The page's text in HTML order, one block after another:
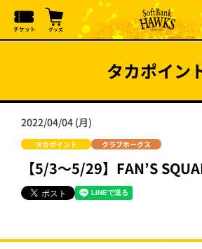
タカポイン
2022/04/04 (月)
タカポイント クラブホークス
【5/3～5/29】FAN’S